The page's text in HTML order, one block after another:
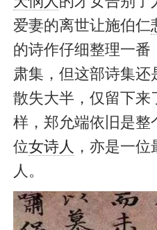
爱妻的离世让施伯仁
的诗作仔细整理一番
肃集，但这部诗集还
散失大半，仅留下来
样，郑允端依旧是整
位女诗人 ，亦是一
人。